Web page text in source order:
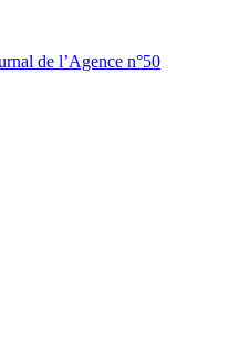
de l’Agence n°50